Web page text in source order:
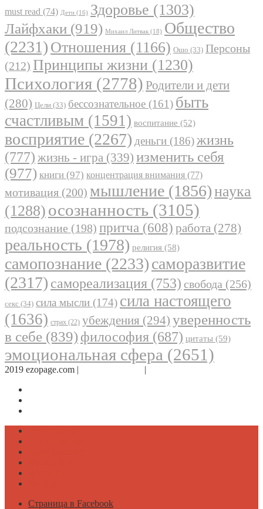
must read (74) Дети (16) Здоровье (1303)
Лайфхаки (919) Михаил Литвак (18) Общество
(2231) Отношения (1166) Ошо (33) Персоны
(212) Принципы жизни (1230)
Психология (2778) Родители и дети
(280) Цели (33) бессознательное (161) быть
счастливым (1591) воспитание (52)
восприятие (2267) деньги (186)жизнь
(777) жизнь - игра (339) изменить себя
(977) книги (97) концентрация внимания (77)
мотивация (200) мышление (1856)наука
(1288) осознанность (3105)
подсознание (198) притча (608) работа (278)
реальность (1978) религия (58)
самопознание (2233)саморазвитие
(2317) самореализация (753) свобода (256)
секс (34) сила мысли (174) сила настоящего
(1636) страх (22) убеждения (294) уверенность
в себе (839) философия (687) цитаты (59)
эмоциональная сфера (2651)
2019 ezopage.com | |
Страница в Facebook